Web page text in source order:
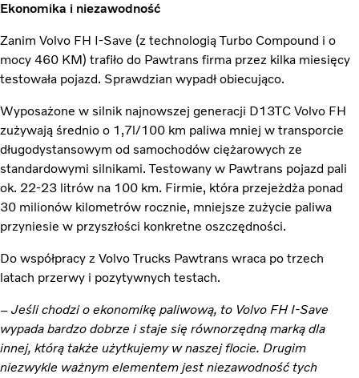
Ekonomika i niezawodność
Zanim Volvo FH I-Save (z technologią Turbo Compound i o
mocy 460 KM) trafiło do Pawtrans firma przez kilka miesięcy
testowała pojazd. Sprawdzian wypadł obiecująco.
Wyposażone w silnik najnowszej generacji D13TC Volvo FH
zużywają średnio o 1,7l/100 km paliwa mniej w transporcie
długodystansowym od samochodów ciężarowych ze
standardowymi silnikami. Testowany w Pawtrans pojazd pali
ok. 22-23 litrów na 100 km. Firmie, która przejeżdża ponad
30 milionów kilometrów rocznie, mniejsze zużycie paliwa
przyniesie w przyszłości konkretne oszczędności.
Do współpracy z Volvo Trucks Pawtrans wraca po trzech
latach przerwy i pozytywnych testach.
– Jeśli chodzi o ekonomikę paliwową, to Volvo FH I-Save
wypada bardzo dobrze i staje się równorzędną marką dla
innej, którą także użytkujemy w naszej flocie. Drugim
niezwykle ważnym elementem jest niezawodność tych